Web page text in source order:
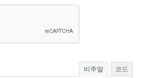
비주얼 코드